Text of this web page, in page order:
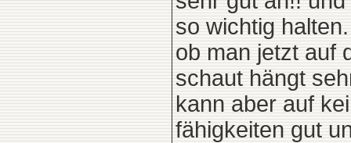
so wichtig halten.
ob man jetzt auf
schaut hängt
kann aber auf
fähigkeiten gut